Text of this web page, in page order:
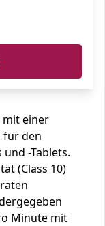
mit einer
für den
-Tablets.
(Class 10)
Minute mit